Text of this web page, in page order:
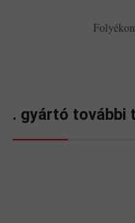
. gyártó további